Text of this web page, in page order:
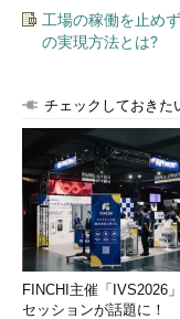
工場の稼働を止め
の実現方法とは?
チェックしておきた
FINCHI主催「IVS2026
セッションが話題に！